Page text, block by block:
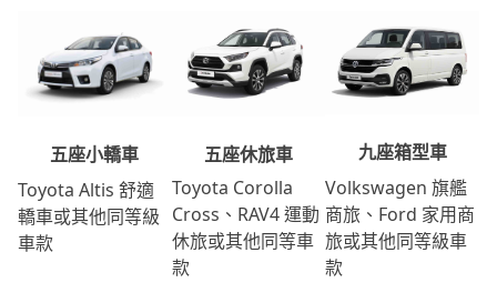
五座小轎車
Toyota Altis 舒適
轎車或其他同等級
車款
五座休旅車
Toyota Corolla
Cross、RAV4 運動
休旅或其他同等車
款
九座箱型車
Volkswagen 旗艦
商旅、Ford 家用商
旅或其他同等級車
款